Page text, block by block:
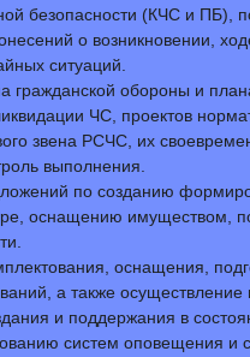
безопасности (КЧС и ПБ),
о возникновении,
ситуаций.
гражданской обороны и
ЧС, проектов
звена РСЧС, их
выполнения.
по созданию
оснащению имуществом,
оснащения,
а также осуществление
и поддержания в
систем оповещения и